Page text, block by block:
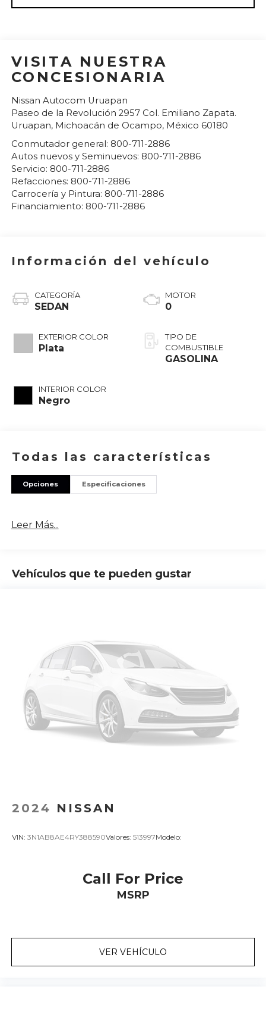
VISITA NUESTRA
CONCESIONARIA
Nissan Autocom Uruapan
Paseo de la Revolución 2957 Col. Emiliano Zapata.
Uruapan, Michoacán de Ocampo, México 60180
Conmutador general: 800-711-2886
Autos nuevos y Seminuevos: 800-711-2886
Servicio: 800-711-2886
Refacciones: 800-711-2886
Carrocería y Pintura: 800-711-2886
Financiamiento: 800-711-2886
Información del vehículo
CATEGORÍA
SEDAN
EXTERIOR COLOR
Plata
INTERIOR COLOR
Negro
MOTOR
0
TIPO DE
COMBUSTIBLE
GASOLINA
Todas las características
Opciones Especificaciones
Leer Más...
Vehículos que te pueden gustar
2024 NISSAN
VIN: 3N1AB8AE4RY388590Valores: 513997Modelo:
Call For Price
MSRP
VER VEHÍCULO